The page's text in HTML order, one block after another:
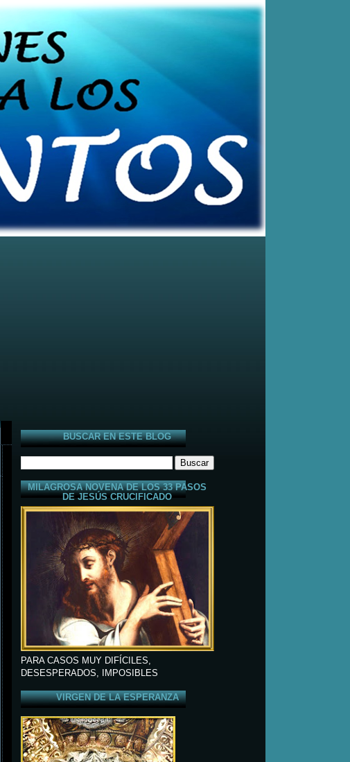
BUSCAR EN ESTE BLOG
MILAGROSA NOVENA DE LOS 33 PASOS
DE JESÚS CRUCIFICADO
PARA CASOS MUY DIFÍCILES,
DESESPERADOS, IMPOSIBLES
VIRGEN DE LA ESPERANZA